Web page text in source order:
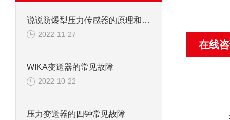
在线
说说防爆型压力传感器的原理和安装
2022-11-27
WIKA变送器的常见故障
2022-10-22
压力变送器的四钟常见故障